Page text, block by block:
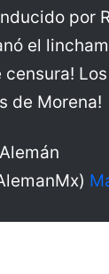
por
el
Los
de Morena!